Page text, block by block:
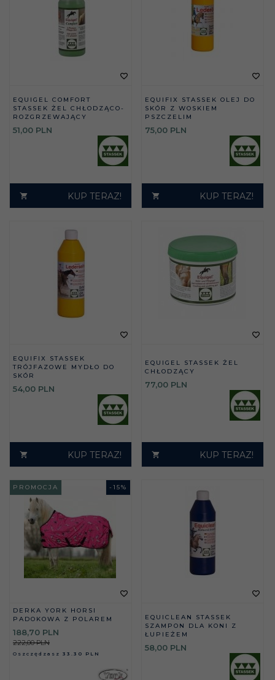
EQUIGEL COMFORT
STASSEK ŻEL CHŁODZĄCO-
ROZGRZEWAJĄCY
51,00 PLN
KUP TERAZ!
EQUIFIX STASSEK OLEJ DO
SKÓR Z WOSKIEM
PSZCZELIM
75,00 PLN
KUP TERAZ!
EQUIFIX STASSEK
TRÓJFAZOWE MYDŁO DO
SKÓR
54,00 PLN
KUP TERAZ!
EQUIGEL STASSEK ŻEL
CHŁODZĄCY
77,00 PLN
KUP TERAZ!
- 15%
PROMOCJA
DERKA YORK HORSI
PADOKOWA Z POLAREM
188,70 PLN
222,00 PLN
Oszczędzasz 33.30 PLN
EQUICLEAN STASSEK
SZAMPON DLA KONI Z
ŁUPIEŻEM
58,00 PLN